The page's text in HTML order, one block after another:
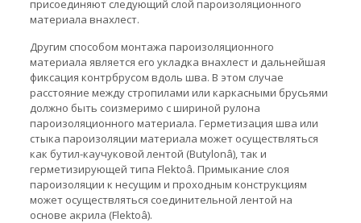
присоединяют следующий слой пароизоляционного
материала внахлест.
Другим способом монтажа пароизоляционного
материала является его укладка внахлест и дальнейшая
фиксация контрбрусом вдоль шва. В этом случае
расстояние между стропилами или каркасными брусьями
должно быть соизмеримо с шириной рулона
пароизоляционного материала. Герметизация шва или
стыка пароизоляции материала может осуществляться
как бутил-каучуковой лентой (Butylonâ), так и
герметизирующей типа Flektoâ. Примыкание слоя
пароизоляции к несущим и проходным конструкциям
может осуществляться соединительной лентой на
основе акрила (Flektoâ).